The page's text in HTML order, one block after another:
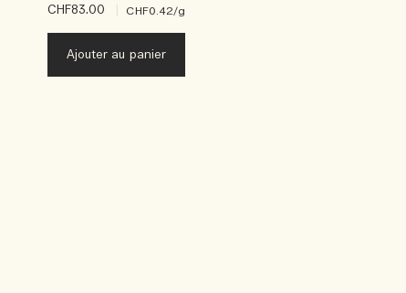
CHF83.00 CHF0.42/g
Ajouter au panier